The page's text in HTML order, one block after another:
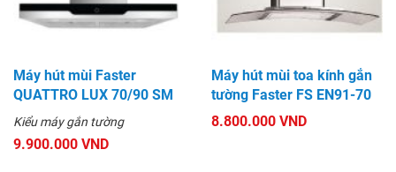
Máy hút mùi Faster
QUATTRO LUX 70/90 SM
Kiểu máy gắn tường
9.900.000 VND
Máy hút mùi toa kính gắn
tường Faster FS EN91-70
8.800.000 VND